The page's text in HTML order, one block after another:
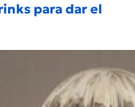
para dar el